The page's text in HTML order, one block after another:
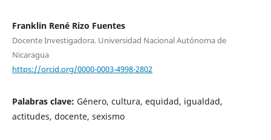
Franklin René Rizo Fuentes
Docente Investigadora. Universidad Nacional Autónoma de
Nicaragua
https://orcid.org/0000-0003-4998-2802
Palabras clave: Género, cultura, equidad, igualdad,
actitudes, docente, sexismo